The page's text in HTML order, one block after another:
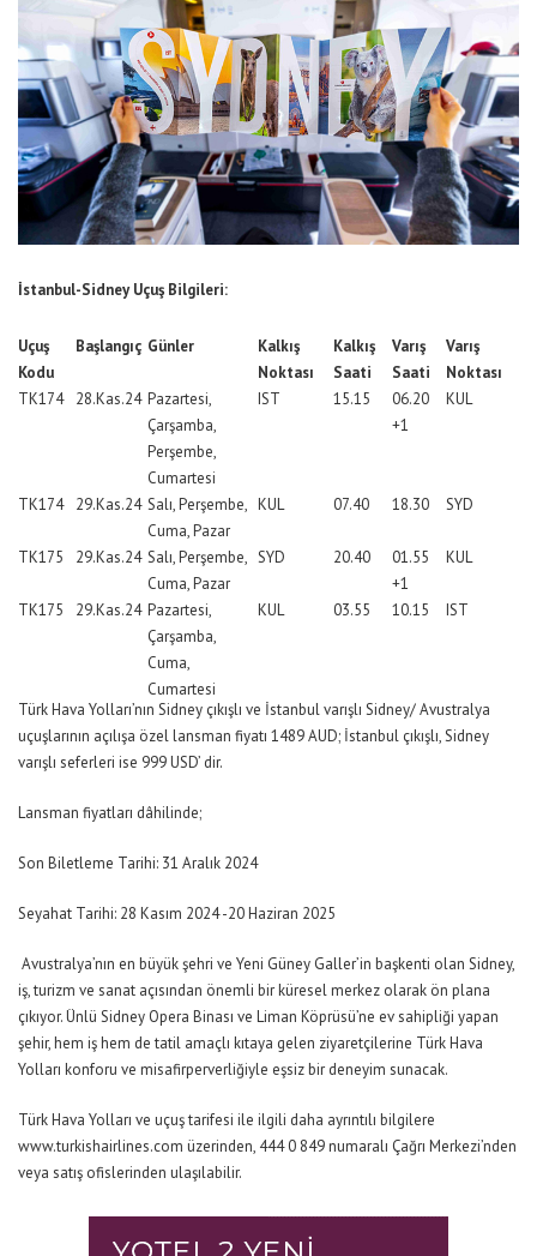
İstanbul-Sidney Uçuş Bilgileri:
Uçuş
Kodu
Başlangıç Günler
Kalkış
Noktası
Kalkış
Saati
Varış
Saati
Varış
Noktası
TK174
28.Kas.24 Pazartesi,
Çarşamba,
Perşembe,
Cumartesi
IST 15.15
06.20
+1
KUL
TK174 29.Kas.24 Salı, Perşembe,
Cuma, Pazar
KUL 07.40 18.30 SYD
TK175 29.Kas.24 Salı, Perşembe,
Cuma, Pazar
SYD 20.40
01.55
+1
KUL
TK175 29.Kas.24 Pazartesi,
Çarşamba,
Cuma,
Cumartesi
KUL 03.55 10.15 IST
Türk Hava Yolları’nın Sidney çıkışlı ve İstanbul varışlı Sidney/ Avustralya
uçuşlarının açılışa özel lansman fiyatı 1489 AUD; İstanbul çıkışlı, Sidney
varışlı seferleri ise 999 USD’ dir.
Lansman fiyatları dâhilinde;
Son Biletleme Tarihi: 31 Aralık 2024
Seyahat Tarihi: 28 Kasım 2024 -20 Haziran 2025
Avustralya’nın en büyük şehri ve Yeni Güney Galler’in başkenti olan Sidney,
iş, turizm ve sanat açısından önemli bir küresel merkez olarak ön plana
çıkıyor. Ünlü Sidney Opera Binası ve Liman Köprüsü’ne ev sahipliği yapan
şehir, hem iş hem de tatil amaçlı kıtaya gelen ziyaretçilerine Türk Hava
Yolları konforu ve misafirperverliğiyle eşsiz bir deneyim sunacak.
Türk Hava Yolları ve uçuş tarifesi ile ilgili daha ayrıntılı bilgilere
www.turkishairlines.com üzerinden, 444 0 849 numaralı Çağrı Merkezi’nden
veya satış ofislerinden ulaşılabilir.